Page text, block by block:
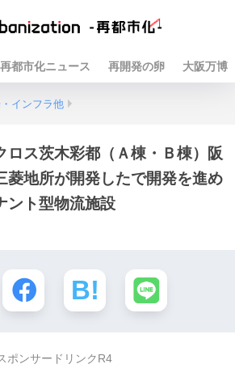
再都市化ニュース 再開発の卵 大阪万博
インフラ他
ロス茨木彩都（Ａ棟・Ｂ棟）阪
菱地所が開発したで開発を進め
ント型物流施設
ポンサードリンクR4